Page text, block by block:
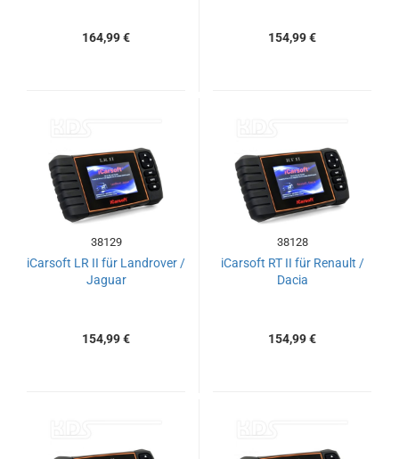
164,99 € 154,99 €
38129
iCarsoft LR II für Landrover /
Jaguar
154,99 €
38128
iCarsoft RT II für Renault /
Dacia
154,99 €